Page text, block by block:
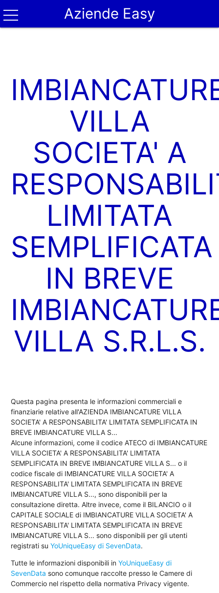
Aziende Easy
VILLA
SOCIETA' A
LIMITATA
SEMPLIFICATA
IN BREVE
VILLA S.R.L.S.
Questa pagina presenta le informazioni commerciali e
finanziarie relative all'AZIENDA IMBIANCATURE VILLA
SOCIETA' A RESPONSABILITA' LIMITATA SEMPLIFICATA IN
BREVE IMBIANCATURE VILLA S...
Alcune informazioni, come il codice ATECO di IMBIANCATURE
VILLA SOCIETA' A RESPONSABILITA' LIMITATA
SEMPLIFICATA IN BREVE IMBIANCATURE VILLA S... o il
codice fiscale di IMBIANCATURE VILLA SOCIETA' A
RESPONSABILITA' LIMITATA SEMPLIFICATA IN BREVE
IMBIANCATURE VILLA S..., sono disponibili per la
consultazione diretta. Altre invece, come il BILANCIO o il
CAPITALE SOCIALE di IMBIANCATURE VILLA SOCIETA' A
RESPONSABILITA' LIMITATA SEMPLIFICATA IN BREVE
IMBIANCATURE VILLA S... sono disponibili per gli utenti
registrati suYoUniqueEasy di SevenData.
Tutte le informazioni disponibili inYoUniqueEasy di
SevenData sono comunque raccolte presso le Camere di
Commercio nel rispetto della normativa Privacy vigente.